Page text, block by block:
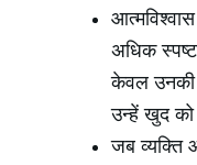
अधिक
केवल उनकी
उन्हें खुद को
जब व्यक्ति